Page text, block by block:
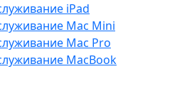
iPad
Mac Mini
Mac Pro
MacBook